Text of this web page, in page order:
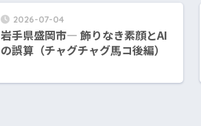
2026-07-04
岩手県盛岡市― 飾りなき素顔とAI
の誤算（チャグチャグ馬コ後編）